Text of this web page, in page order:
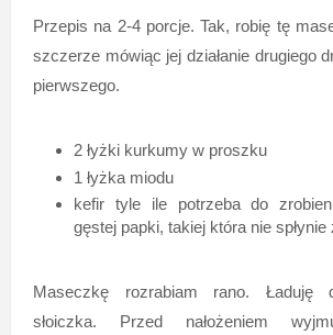
Przepis na 2-4 porcje. Tak, robię tę
szczerze mówiąc jej działanie drugiego
pierwszego.
2 łyżki kurkumy w proszku
1 łyżka miodu
kefir tyle ile potrzeba do
gęstej papki, takiej która nie
Maseczkę rozrabiam rano. Ładuję
słoiczka. Przed nałożeniem